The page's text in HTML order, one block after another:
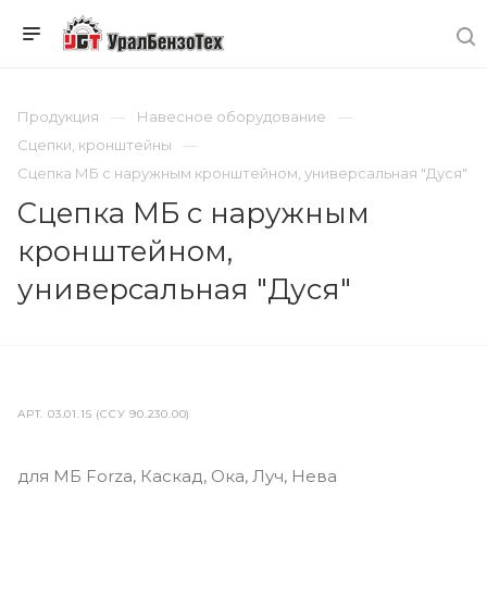
Продукция
Навесное оборудование
Сцепки, кронштейны
Сцепка МБ с наружным кронштейном, универсальная "Дуся"
Сцепка МБ с наружным
кронштейном,
универсальная "Дуся"
АРТ.03.01.15 (ССУ 90.230.00)
для МБ Forza, Каскад, Ока, Луч, Нева